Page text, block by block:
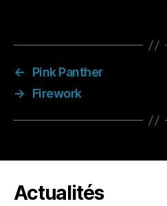
←
Pink Panther
→
Firework
Actualités